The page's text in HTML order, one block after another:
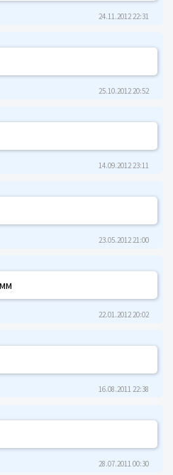
24.11.2012 22:31
25.10.2012 20:52
14.09.2012 23:11
23.05.2012 21:00
22.01.2012 20:02
16.08.2011 22:38
28.07.2011 00:30